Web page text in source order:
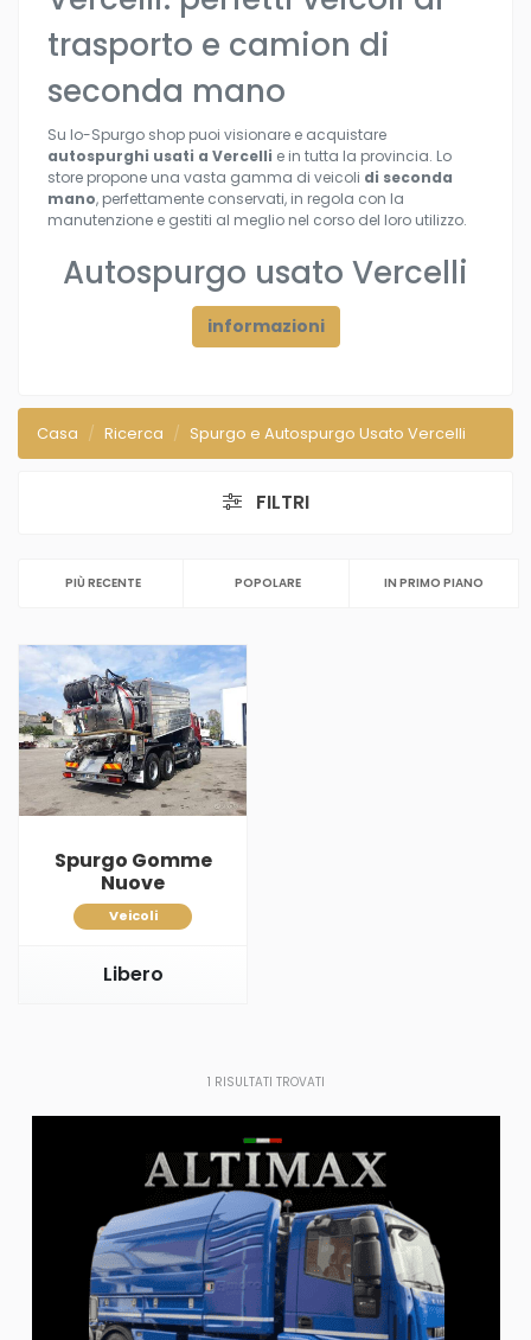
trasporto e camion di
seconda mano
Su Io-Spurgo shop puoi visionare e acquistare
autospurghi usati a Vercelli e in tutta la provincia. Lo
store propone una vasta gamma di veicoli di seconda
mano, perfettamente conservati, in regola con la
manutenzione e gestiti al meglio nel corso del loro utilizzo.
Autospurgo usato Vercelli
informazioni
Casa Ricerca Spurgo e Autospurgo Usato Vercelli
FILTRI
PIÙ RECENTE POPOLARE IN PRIMO PIANO
Spurgo Gomme
Nuove
Veicoli
Libero
1 RISULTATI TROVATI